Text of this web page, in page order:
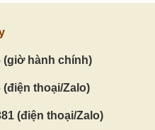
(giờ hành chính)
(điện thoại/Zalo)
(điện thoại/Zalo)